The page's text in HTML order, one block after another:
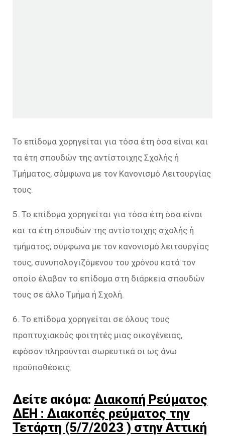
Το επίδομα χορηγείται για τόσα έτη όσα είναι και
τα έτη σπουδών της αντίστοιχης Σχολής ή
Τμήματος, σύμφωνα με τον Κανονισμό Λειτουργίας
τους.
5. Το επίδομα χορηγείται για τόσα έτη όσα είναι
και τα έτη σπουδών της αντίστοιχης σχολής ή
τμήματος, σύμφωνα με τον κανονισμό λειτουργίας
τους, συνυπολογιζόμενου του χρόνου κατά τον
οποίο έλαβαν το επίδομα στη διάρκεια σπουδών
τους σε άλλο Τμήμα ή Σχολή.
6. Το επίδομα χορηγείται σε όλους τους
προπτυχιακούς φοιτητές μιας οικογένειας,
εφόσον πληρούνται σωρευτικά οι ως άνω
προϋποθέσεις.
Δείτε ακόμα: Διακοπή Ρεύματος
ΔΕΗ : Διακοπές ρεύματος την
Τετάρτη (5/7/2023 ) στην Αττική